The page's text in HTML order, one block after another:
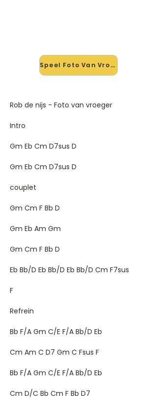
Speel Foto Van Vroeger mee →
Rob de nijs - Foto van vroeger
Intro
Gm Eb Cm D7sus D
Gm Eb Cm D7sus D
couplet
Gm Cm F Bb D
Gm Eb Am Gm
Gm Cm F Bb D
Eb Bb/D Eb Bb/D Eb Bb/D Cm F7sus
F
Refrein
Bb F/A Gm C/E F/A Bb/D Eb
Cm Am C D7 Gm C Fsus F
Bb F/A Gm C/E F/A Bb/D Eb
Cm D/C Bb Cm F Bb D7